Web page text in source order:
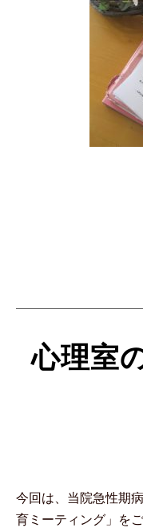
心理室
今回は、当院急性期
育ミーティング」を